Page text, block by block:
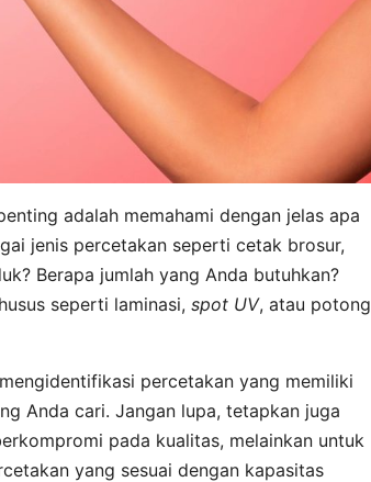
adalah memahami dengan jelas apa
jenis percetakan seperti cetak brosur,
Berapa jumlah yang Anda butuhkan?
seperti laminasi, spot UV, atau potong
percetakan yang memiliki
Anda cari. Jangan lupa, tetapkan juga
pada kualitas, melainkan untuk
yang sesuai dengan kapasitas